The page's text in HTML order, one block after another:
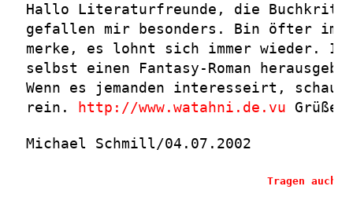
Hallo Literaturfreunde, die
gefallen mir besonders. Bin öfter im
merke, es lohnt sich immer wieder.
selbst einen Fantasy-Roman
Wenn es jemanden interesseirt, schaut
rein.
http://www.watahni.de.vu Grüße
Michael Schmill/04.07.2002
Tragen auch